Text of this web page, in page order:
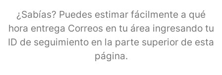
¿Sabías? Puedes estimar fácilmente a qué
hora entrega Correos en tu área ingresando tu
ID de seguimiento en la parte superior de esta
página.